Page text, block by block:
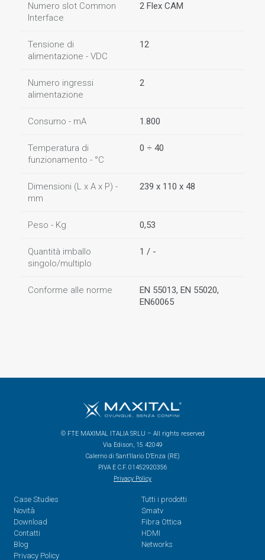
Numero slot Common
Interface
2 Flex CAM
Tensione di
alimentazione - VDC
12
Numero ingressi
alimentazione
2
Consumo - mA 1.800
Temperatura di
funzionamento - °C
0 ÷ 40
Dimensioni (L x A x P) -
mm
239 x 110 x 48
Peso - Kg 0,53
Quantità imballo
singolo/multiplo
1 / -
Conforme alle norme
EN 55013, EN 55020,
EN60065
© FTE MAXIMAL ITALIA SRLU – All rights reserved
Via Edison, 15 42049
Calerno di Sant’Ilario D’Enza (RE)
P.IVA E C.F. 01452920356
Privacy Policy
Case Studies
Novità
Download
Contatti
Blog
Privacy Policy
Tutti i prodotti
Smatv
Fibra Ottica
HDMI
Networks